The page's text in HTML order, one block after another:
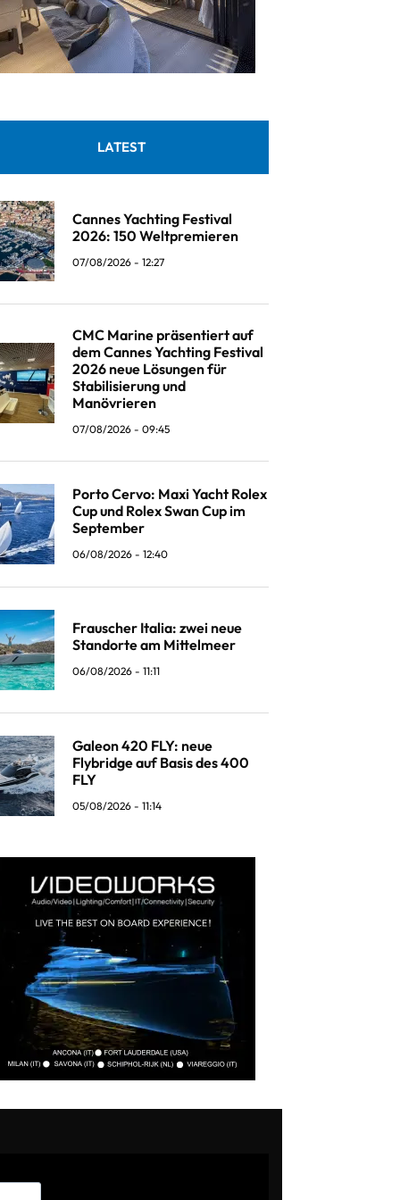
LATEST
Cannes Yachting Festival
2026: 150 Weltpremieren
07/08/2026 - 12:27
CMC Marine präsentiert auf
dem Cannes Yachting Festival
2026 neue Lösungen für
Stabilisierung und
Manövrieren
07/08/2026 - 09:45
Porto Cervo: Maxi Yacht Rolex
Cup und Rolex Swan Cup im
September
06/08/2026 - 12:40
Frauscher Italia: zwei neue
Standorte am Mittelmeer
06/08/2026 - 11:11
Galeon 420 FLY: neue
Flybridge auf Basis des 400
FLY
05/08/2026 - 11:14